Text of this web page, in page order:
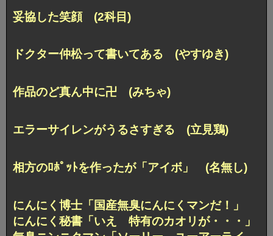
妥協した笑顔 (2科目)
ドクター仲松って書いてある (やすゆき)
作品のど真ん中に卍 (みちゃ)
エラーサイレンがうるさすぎる (立見鶏)
相方のﾛﾎﾟｯﾄを作ったが「アイボ」 (名無し)
にんにく博士「国産無臭にんにくマンだ！」
にんにく秘書「いえ 特有のカオリが・・・」